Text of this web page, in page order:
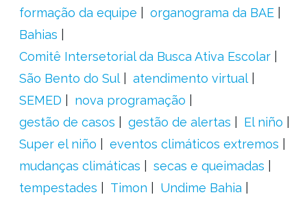
formação da equipe
organograma da BAE
Bahias
Comitê Intersetorial da Busca Ativa Escolar
São Bento do Sul
atendimento virtual
SEMED
nova programação
gestão de casos
gestão de alertas
El niño
Super el niño
eventos climáticos extremos
mudanças climáticas
secas e queimadas
tempestades
Timon
Undime Bahia